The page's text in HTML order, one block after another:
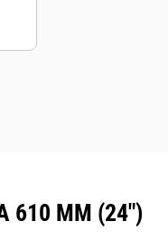
610 MM (24")